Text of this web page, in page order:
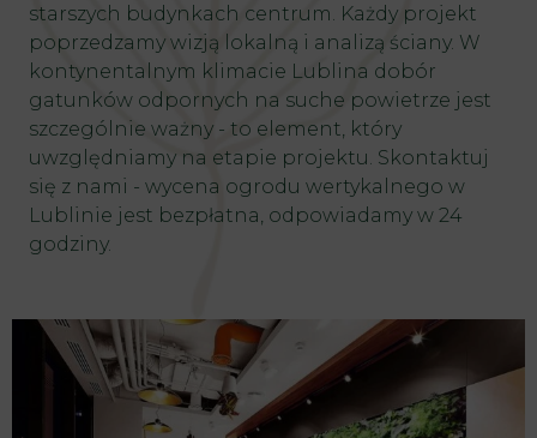
starszych budynkach centrum. Każdy projekt
poprzedzamy wizją lokalną i analizą ściany. W
kontynentalnym klimacie Lublina dobór
gatunków odpornych na suche powietrze jest
szczególnie ważny - to element, który
uwzględniamy na etapie projektu. Skontaktuj
się z nami - wycena ogrodu wertykalnego w
Lublinie jest bezpłatna, odpowiadamy w 24
godziny.